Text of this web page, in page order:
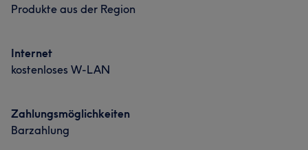
Sympathisch 15
Produkte aus der Region
Internet
kostenloses W-LAN
Zahlungsmöglichkeiten
Barzahlung